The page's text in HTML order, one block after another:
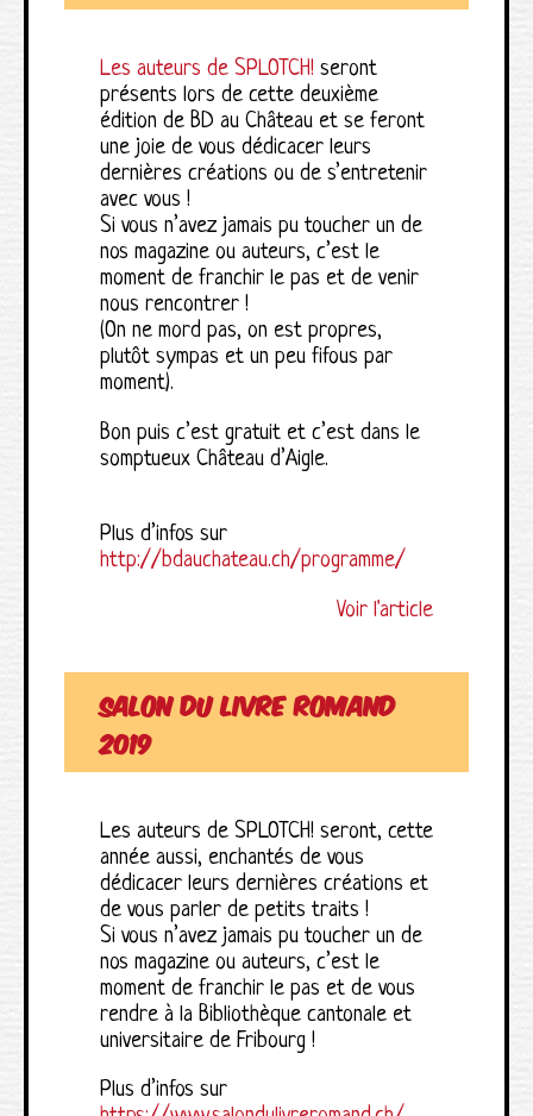
Les auteurs de SPLOTCH! seront
présents lors de cette deuxième
édition de BD au Château et se feront
une joie de vous dédicacer leurs
dernières créations ou de s’entretenir
avec vous !
Si vous n’avez jamais pu toucher un de
nos magazine ou auteurs, c’est le
moment de franchir le pas et de venir
nous rencontrer !
(On ne mord pas, on est propres,
plutôt sympas et un peu fifous par
moment).
Bon puis c’est gratuit et c’est dans le
somptueux Château d’Aigle.
Plus d’infos sur
http://bdauchateau.ch/programme/
Voir l'article
Salon du livre romand
2019
Les auteurs de SPLOTCH! seront, cette
année aussi, enchantés de vous
dédicacer leurs dernières créations et
de vous parler de petits traits !
Si vous n’avez jamais pu toucher un de
nos magazine ou auteurs, c’est le
moment de franchir le pas et de vous
rendre à la Bibliothèque cantonale et
universitaire de Fribourg !
Plus d’infos sur